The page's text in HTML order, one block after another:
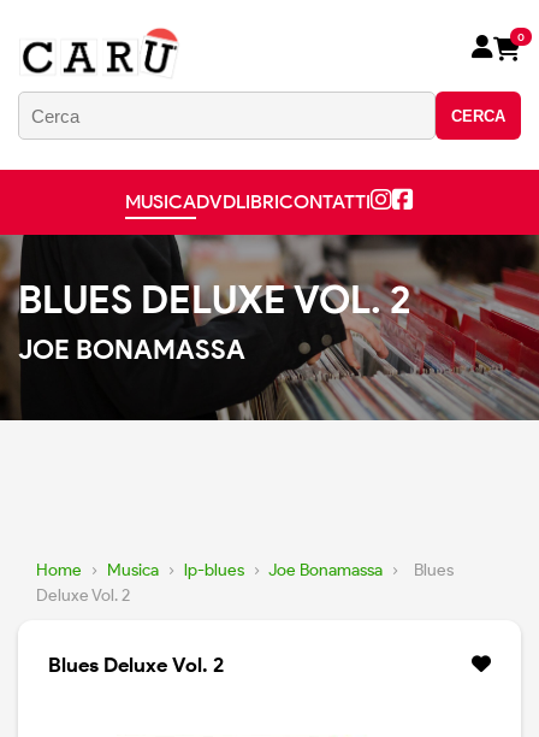
CERCA
0
MUSICADVDLIBRICONTATTI
BLUES DELUXE VOL. 2
JOE BONAMASSA
Home › Musica › lp-blues › Joe Bonamassa ›
Blues
Deluxe Vol. 2
Blues Deluxe Vol. 2